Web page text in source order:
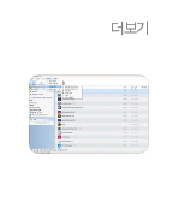
더보기